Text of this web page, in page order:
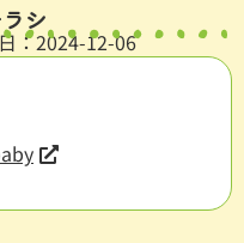
シ
：2024-12-06